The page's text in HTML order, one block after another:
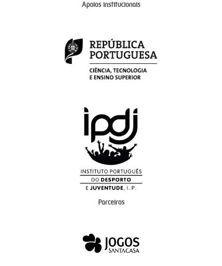
Apoios institucionais
Parceiros